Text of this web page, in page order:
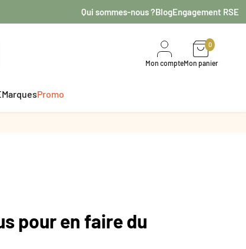
Qui sommes-nous ?BlogEngagement RSE
Mon compte
0
Mon panier
MarquesPromo
pour en faire du